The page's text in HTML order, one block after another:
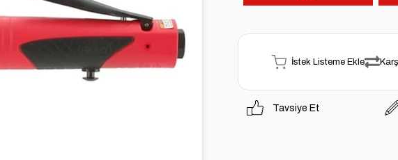
İstek Listeme Ekle
Tavsiye Et